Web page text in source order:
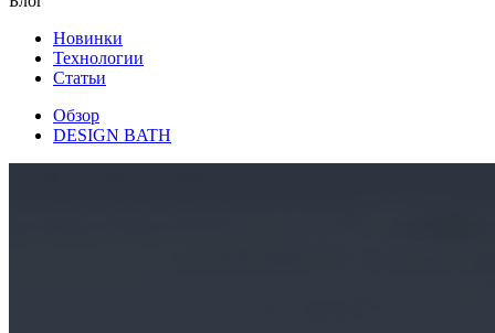
Новинки
Технологии
Статьи
Обзор
DESIGN BATH